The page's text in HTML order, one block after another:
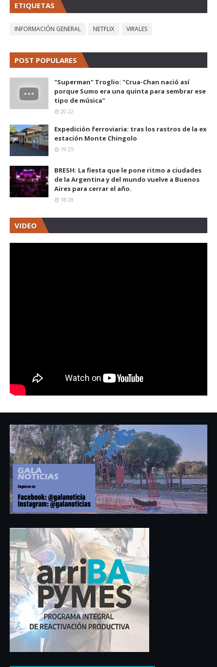
ETIQUETAS
INFORMACIÓN GENERAL NETFLIX VIRALES
POST POPULARES
"Superman" Troglio: "Crua-Chan nació así
porque Sumo era una quinta para sembrar ese
tipo de música"
20:22
Expedición ferroviaria: tras los rastros de la ex
estación Monte Chingolo
19:25
BRESH: La fiesta que le pone ritmo a ciudades
de la Argentina y del mundo vuelve a Buenos
Aires para cerrar el año.
18:28
VIDEO